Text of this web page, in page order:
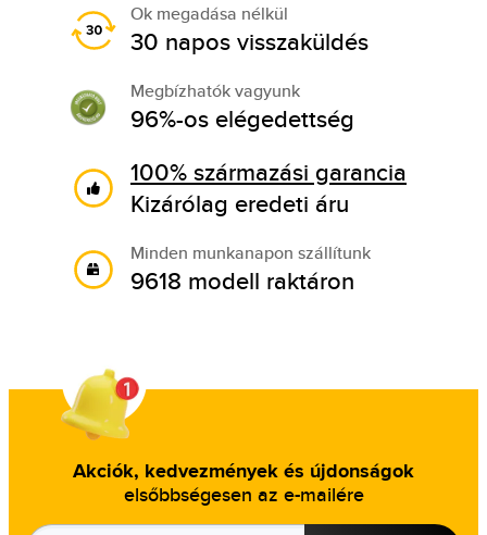
Ok megadása nélkül
30 napos visszaküldés
Megbízhatók vagyunk
96%-os elégedettség
100% származási garancia
Kizárólag eredeti áru
Minden munkanapon szállítunk
9618 modell raktáron
Akciók, kedvezmények és újdonságok
elsőbbségesen az e-mailére